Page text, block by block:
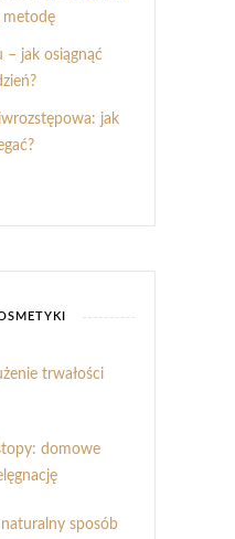
metodę
– jak osiągnąć
jak
trwałości
domowe
sposób